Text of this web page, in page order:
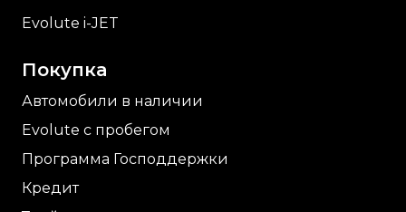
Evolute i-JET
Покупка
Автомобили в наличии
Evolute с пробегом
Программа Господдержки
Кредит